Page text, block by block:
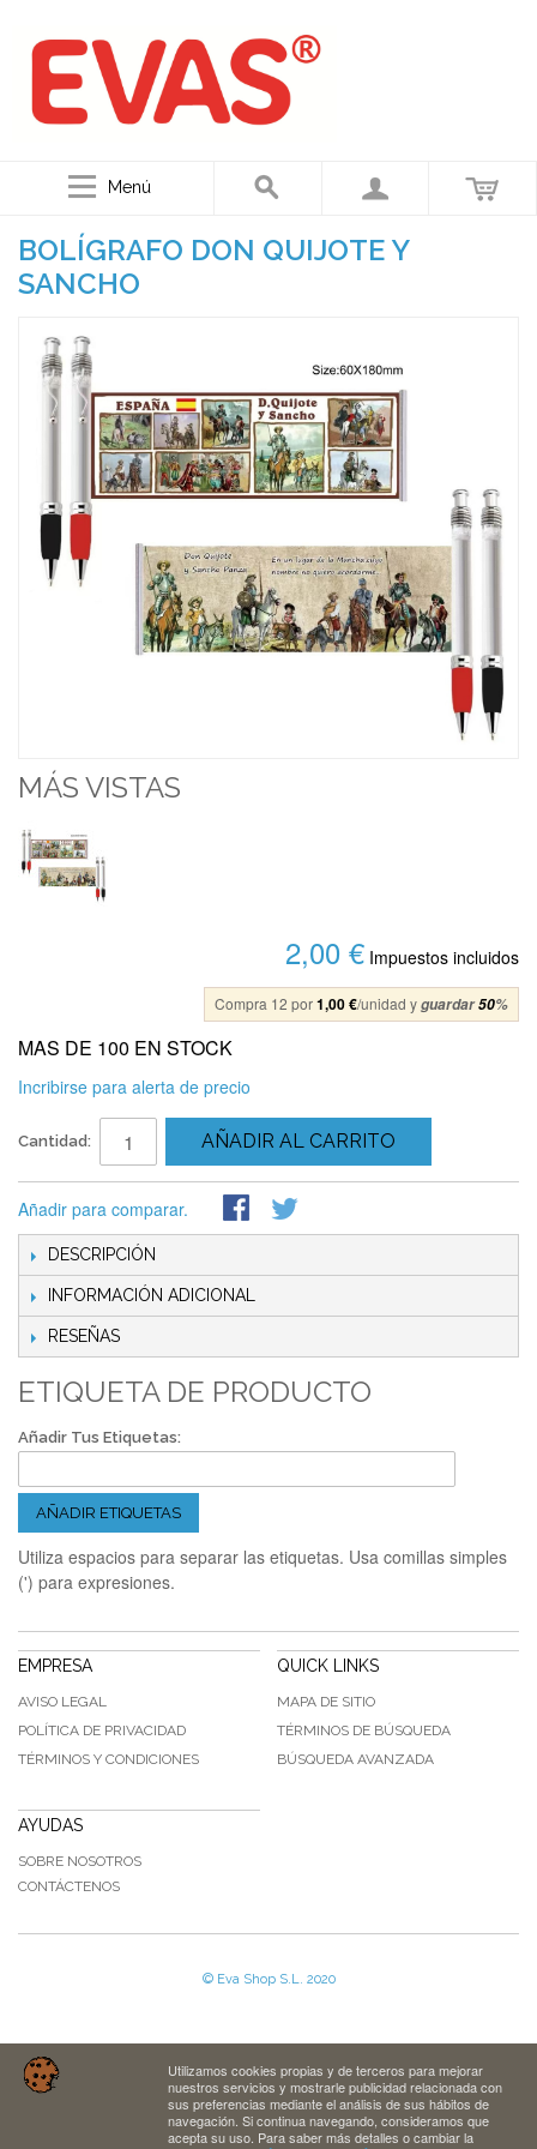
Menú
BOLÍGRAFO DON QUIJOTE Y
SANCHO
MÁS VISTAS
2,00 € Impuestos incluidos
Compra 12 por1,00 €/unidad yguardar50%
MAS DE 100 EN STOCK
Incribirse para alerta de precio
Cantidad: AÑADIR AL CARRITO
Añadir para comparar.
DESCRIPCIÓN
INFORMACIÓN ADICIONAL
RESEÑAS
ETIQUETA DE PRODUCTO
Añadir Tus Etiquetas:
AÑADIR ETIQUETAS
Utiliza espacios para separar las etiquetas. Usa comillas simples
(') para expresiones.
EMPRESA
AVISO LEGAL
POLÍTICA DE PRIVACIDAD
TÉRMINOS Y CONDICIONES
QUICK LINKS
MAPA DE SITIO
TÉRMINOS DE BÚSQUEDA
BÚSQUEDA AVANZADA
AYUDAS
SOBRE NOSOTROS
CONTÁCTENOS
© Eva Shop S.L. 2020
Utilizamos cookies propias y de terceros para mejorar
nuestros servicios y mostrarle publicidad relacionada con
sus preferencias mediante el análisis de sus hábitos de
navegación. Si continua navegando, consideramos que
acepta su uso. Para saber más detalles o cambiar la